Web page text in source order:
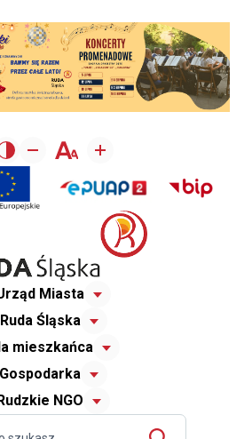
Miasta
Ruda Śląska
mieszkańca
Gospodarka
NGO